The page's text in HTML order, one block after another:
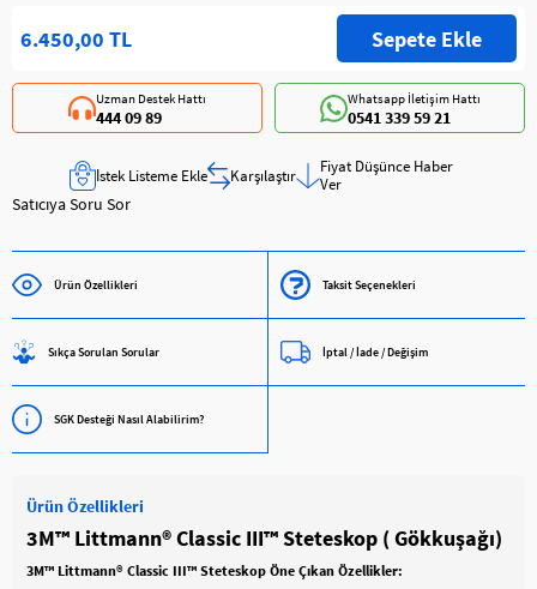
6.450,00 TL
Whatsapp İletişim Hattı
0541 339 59 21
Uzman Destek Hattı
444 09 89
İstek Listeme Ekle Karşılaştır
Fiyat Düşünce Haber
Ver
Satıcıya Soru Sor
Ürün Özellikleri Taksit Seçenekleri
Sıkça Sorulan Sorular İptal / İade / Değişim
SGK Desteği Nasıl Alabilirim?
Ürün Özellikleri
3M™ Littmann® Classic III™ Steteskop ( Gökkuşağı)
3M™ Littmann® Classic III™ Steteskop Öne Çıkan Özellikler: